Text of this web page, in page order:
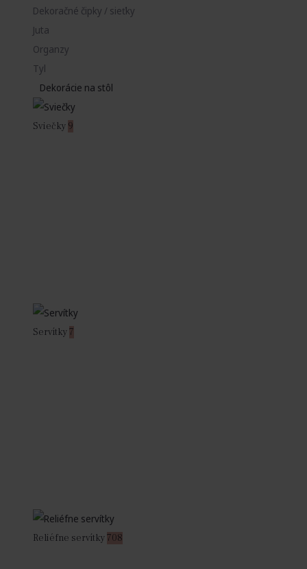
Dekoračné čipky / sieťky
Juta
Organzy
Tyl
Dekorácie na stôl
Sviečky 9
Servítky7
Reliéfne servítky708